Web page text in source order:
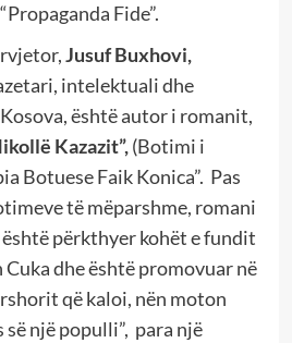
Fide”.
Jusuf Buxhovi,
intelektuali dhe
është autor i romanit,
Kazazit”,(Botimi i
Botuese Faik Konica”. Pas
të mëparshme, romani
përkthyer kohët e fundit
dhe është promovuar në
që kaloi, nën moton
një populli”, para një